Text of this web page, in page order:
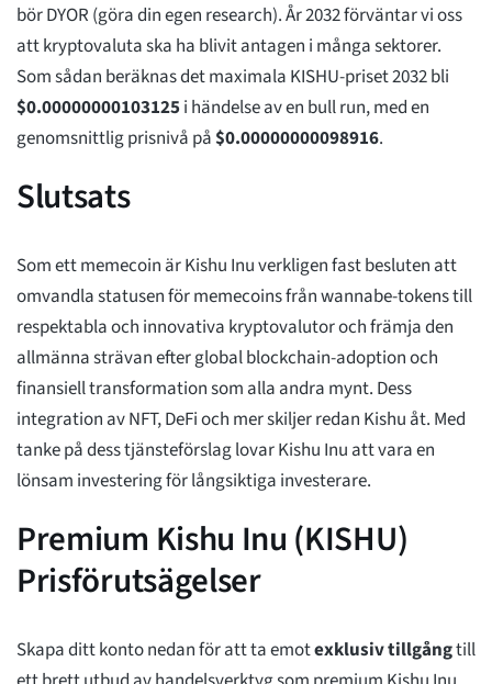
bör DYOR (göra din egen research). År 2032 förväntar vi oss
att kryptovaluta ska ha blivit antagen i många sektorer.
Som sådan beräknas det maximala KISHU-priset 2032 bli
$0.00000000103125i händelse av en bull run, med en
genomsnittlig prisnivå på$0.00000000098916.
Slutsats
Som ett memecoin är Kishu Inu verkligen fast besluten att
omvandla statusen för memecoins från wannabe-tokens till
respektabla och innovativa kryptovalutor och främja den
allmänna strävan efter global blockchain-adoption och
finansiell transformation som alla andra mynt. Dess
integration av NFT, DeFi och mer skiljer redan Kishu åt. Med
tanke på dess tjänsteförslag lovar Kishu Inu att vara en
lönsam investering för långsiktiga investerare.
Premium Kishu Inu (KISHU)
Prisförutsägelser
Skapa ditt konto nedan för att ta emotexklusiv tillgångtill